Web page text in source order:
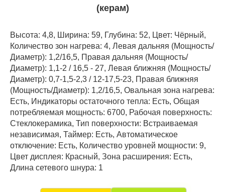
(керам)
Высота: 4,8, Ширина: 59, Глубина: 52, Цвет: Чёрный,
Количество зон нагрева: 4, Левая дальняя (Мощность/
Диаметр): 1,2/16,5, Правая дальняя (Мощность/
Диаметр): 1,1-2 / 16,5 - 27, Левая ближняя (Мощность/
Диаметр): 0,7-1,5-2,3 / 12-17,5-23, Правая ближняя
(Мощность/Диаметр): 1,2/16,5, Овальная зона нагрева:
Есть, Индикаторы остаточного тепла: Есть, Общая
потребляемая мощность: 6700, Рабочая поверхность:
Стеклокерамика, Тип поверхности: Встраиваемая
независимая, Таймер: Есть, Автоматическое
отключение: Есть, Количество уровней мощности: 9,
Цвет дисплея: Красный, Зона расширения: Есть,
Длина сетевого шнура: 1